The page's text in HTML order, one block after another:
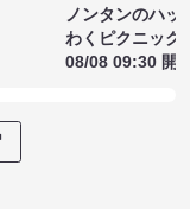
ノンタンのハッ
わくピクニック
08/08 09:30 開